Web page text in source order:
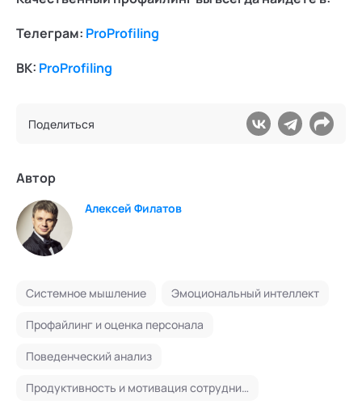
Телеграм: ProProfiling
ВК: ProProfiling
Поделиться
Автор
Алексей Филатов
Системное мышление Эмоциональный интеллект
Профайлинг и оценка персонала
Поведенческий анализ
Продуктивность и мотивация сотрудников